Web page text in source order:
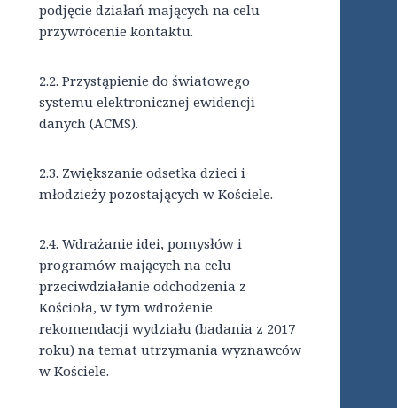
podjęcie działań mających na celu
przywrócenie kontaktu.
2.2. Przystąpienie do światowego
systemu elektronicznej ewidencji
danych (ACMS).
2.3. Zwiększanie odsetka dzieci i
młodzieży pozostających w Kościele.
2.4. Wdrażanie idei, pomysłów i
programów mających na celu
przeciwdziałanie odchodzenia z
Kościoła, w tym wdrożenie
rekomendacji wydziału (badania z 2017
roku) na temat utrzymania wyznawców
w Kościele.